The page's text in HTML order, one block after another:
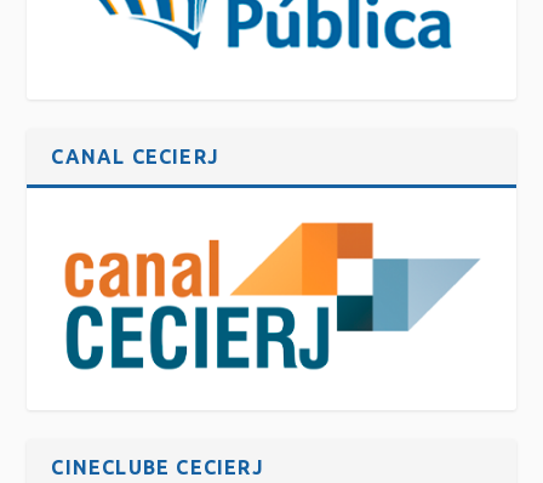
CANAL CECIERJ
CINECLUBE CECIERJ